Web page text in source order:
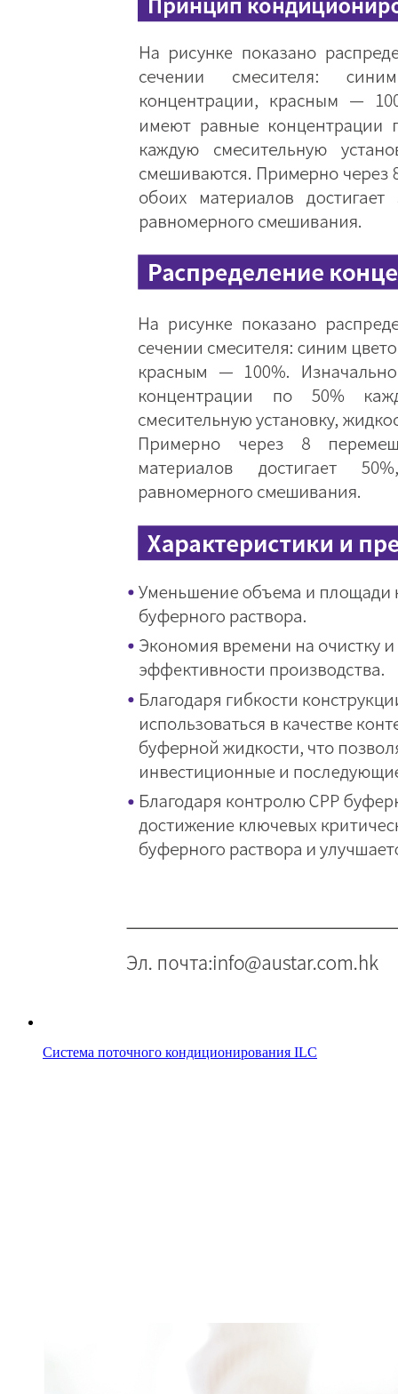
Система поточного кондиционирования ILC